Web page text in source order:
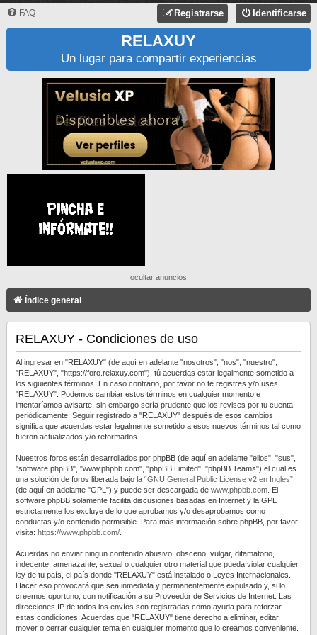
FAQ Identificarse
Registrarse
RELAXUY
Un lugar para compartir experiencias
ocultar anuncios
Índice general
RELAXUY - Condiciones de uso
Al ingresar en "RELAXUY" (de aquí en adelante "nosotros", "nos", "nuestro",
"RELAXUY", "https://foro.relaxuy.com"), tú acuerdas estar legalmente sometido a
los siguientes términos. En caso contrario, por favor no te registres y/o uses
"RELAXUY". Podemos cambiar estos términos en cualquier momento e
intentaríamos avisarte, sin embargo sería prudente que los revises por tu cuenta
periódicamente. Seguir registrado a "RELAXUY" después de esos cambios
significa que acuerdas estar legalmente sometido a esos nuevos términos tal como
fueron actualizados y/o reformados.
Nuestros foros están desarrollados por phpBB (de aquí en adelante "ellos", "sus",
"software phpBB", "www.phpbb.com", "phpBB Limited", "phpBB Teams") el cual es
una solución de foros liberada bajo la “GNU General Public License v2 en Ingles”
(de aquí en adelante "GPL") y puede ser descargada de www.phpbb.com . El
software phpBB solamente facilita discusiones basadas en Internet y la GPL
estrictamente los excluye de lo que aprobamos y/o desaprobamos como
conductas y/o contenido permisible. Para más información sobre phpBB, por favor
visita: https://www.phpbb.com/
Acuerdas no enviar ningun contenido abusivo, obsceno, vulgar, difamatorio,
indecente, amenazante, sexual o cualquier otro material que pueda violar cualquier
ley de tu país, el país donde "RELAXUY" está instalado o Leyes Internacionales.
Hacer eso provocará que sea inmediata y permanentemente expulsado y, si lo
creemos oportuno, con notificación a su Proveedor de Servicios de Internet. Las
direcciones IP de todos los envíos son registradas como ayuda para reforzar
estas condiciones. Acuerdas que "RELAXUY" tiene derecho a eliminar, editar,
mover o cerrar cualquier tema en cualquier momento que lo creamos conveniente.